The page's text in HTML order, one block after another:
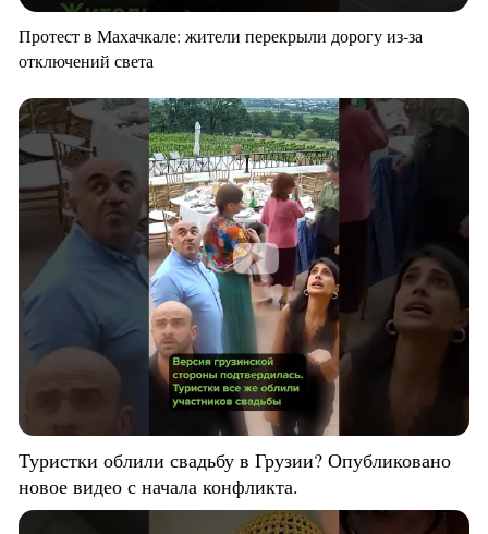
Протест в Махачкале: жители перекрыли дорогу из-за
отключений света
Туристки облили свадьбу в Грузии? Опубликовано
новое видео с начала конфликта.